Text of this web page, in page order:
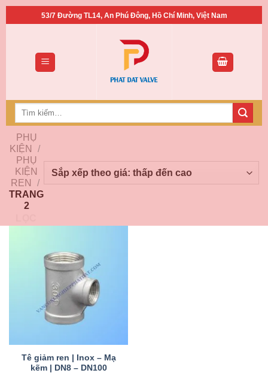
Bỏ
53/7 Đường TL14, An Phú Đông, Hồ Chí Minh, Việt Nam
Tìm
PHỤ
KIỆN
/
PHỤ
KIỆN
REN
/
TRANG
2
Tê giảm ren | Inox – Mạ
kẽm | DN8 – DN100